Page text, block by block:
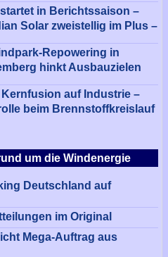
um die Windenergie
Deutschland auf
im Original
Mega-Auftrag aus
in Berichtssaison –
Solar zweistellig im Plus –
Repowering in
hinkt Ausbauzielen
auf Industrie –
beim Brennstoffkreislauf